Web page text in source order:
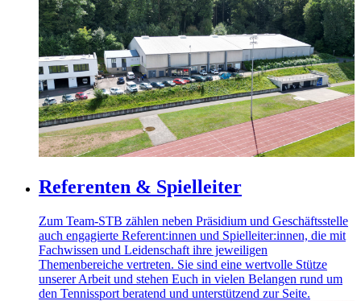
Referenten & Spielleiter
Zum Team-STB zählen neben Präsidium und Geschäftsstelle
auch engagierte Referent:innen und Spielleiter:innen, die mit
Fachwissen und Leidenschaft ihre jeweiligen
Themenbereiche vertreten. Sie sind eine wertvolle Stütze
unserer Arbeit und stehen Euch in vielen Belangen rund um
den Tennissport beratend und unterstützend zur Seite.